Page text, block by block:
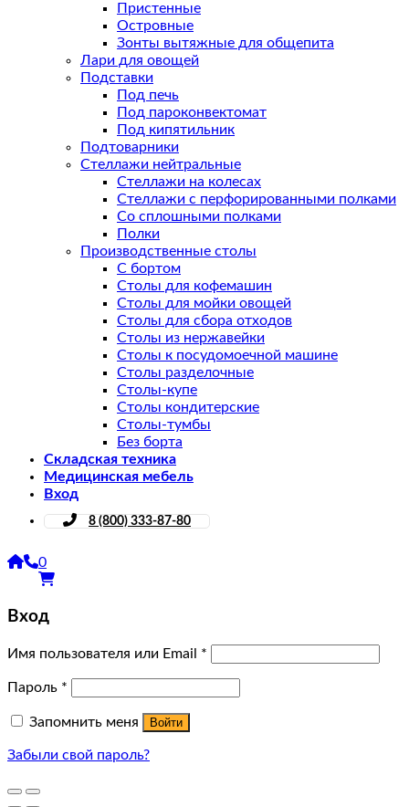
Пристенные
Островные
Зонты вытяжные для общепита
Лари для овощей
Подставки
Под печь
Под пароконвектомат
Под кипятильник
Подтоварники
Стеллажи нейтральные
Стеллажи на колесах
Стеллажи с перфорированными полками
Со сплошными полками
Полки
Производственные столы
С бортом
Столы для кофемашин
Столы для мойки овощей
Столы для сбора отходов
Столы из нержавейки
Столы к посудомоечной машине
Столы разделочные
Столы-купе
Столы кондитерские
Столы-тумбы
Без борта
Складская техника
Медицинская мебель
Вход
8 (800) 333-87-80
0
Вход
Имя пользователя или Email *
Пароль *
Запомнить меня Войти
Забыли свой пароль?